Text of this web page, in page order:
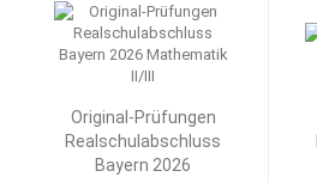
Original-Prüfungen
Realschulabschluss
Bayern 2026